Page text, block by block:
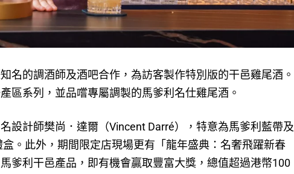
名的調酒師及酒吧合作，為訪客製作特別版的干邑雞尾酒。
區系列，並品嚐專屬調製的馬爹利名仕雞尾酒。
設計師樊尚．達爾（Vincent Darré），特意為馬爹利藍帶及
。此外，期間限定店現場更有「龍年盛典：名奢飛躍新春
爹利干邑產品，即有機會贏取豐富大獎，總值超過港幣100